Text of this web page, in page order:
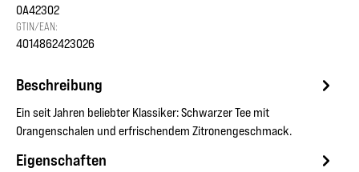
OA42302
GTIN/EAN:
4014862423026
Beschreibung
Ein seit Jahren beliebter Klassiker: Schwarzer Tee mit
Orangenschalen und erfrischendem Zitronengeschmack.
Eigenschaften